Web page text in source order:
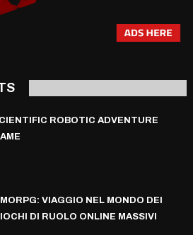
ROBOTIC ADVENTURE
VIAGGIO NEL MONDO DEI
DI RUOLO ONLINE MASSIVI